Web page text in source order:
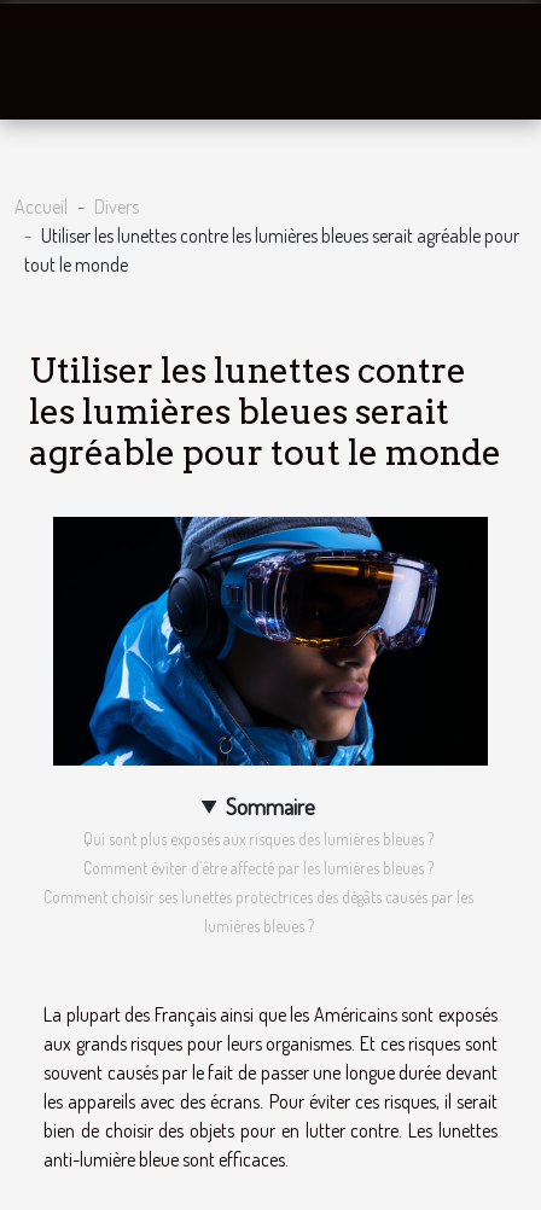
Accueil
Divers
Utiliser les lunettes contre les lumières bleues serait agréable pour
tout le monde
Utiliser les lunettes contre
les lumières bleues serait
agréable pour tout le monde
Sommaire
Qui sont plus exposés aux risques des lumières bleues ?
Comment éviter d’être affecté par les lumières bleues ?
Comment choisir ses lunettes protectrices des dégâts causés par les
lumières bleues ?
La plupart des Français ainsi que les Américains sont exposés
aux grands risques pour leurs organismes. Et ces risques sont
souvent causés par le fait de passer une longue durée devant
les appareils avec des écrans. Pour éviter ces risques, il serait
bien de choisir des objets pour en lutter contre. Les lunettes
anti-lumière bleue sont efficaces.